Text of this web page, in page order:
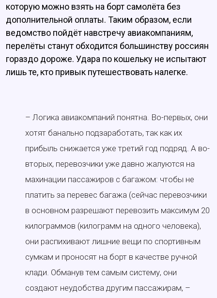
которую можно взять на борт самолёта без
дополнительной оплаты. Таким образом, если
ведомство пойдёт навстречу авиакомпаниям,
перелёты станут обходится большинству россиян
гораздо дороже. Удара по кошельку не испытают
лишь те, кто привык путешествовать налегке.
– Логика авиакомпаний понятна. Во-первых, они
хотят банально подзаработать, так как их
прибыль снижается уже третий год подряд. А во-
вторых, перевозчики уже давно жалуются на
махинации пассажиров с багажом: чтобы не
платить за перевес багажа (сейчас перевозчики
в основном разрешают перевозить максимум 20
килограммов (килограмм на одного человека),
они распихивают лишние вещи по спортивным
сумкам и проносят на борт в качестве ручной
клади. Обманув тем самым систему, они
создают неудобства другим пассажирам, –